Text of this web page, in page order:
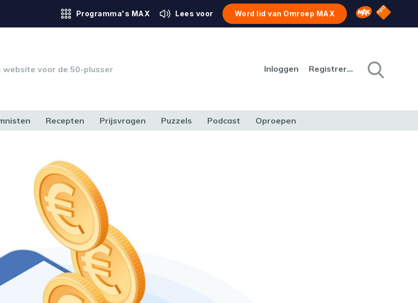
Programma's MAX Lees voor Word lid van Omroep MAX Omroep MAX
NPO
website voor de 50-plusser Inloggen Registreren
Recepten Prijsvragen Puzzels Podcast Oproepen